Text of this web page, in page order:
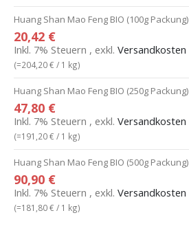
Huang Shan Mao Feng BIO (100g Packung)
20,42 €
Inkl. 7% Steuern , exkl. Versandkosten
(=204,20 € / 1 kg)
Huang Shan Mao Feng BIO (250g Packung)
47,80 €
Inkl. 7% Steuern , exkl. Versandkosten
(=191,20 € / 1 kg)
Huang Shan Mao Feng BIO (500g Packung)
90,90 €
Inkl. 7% Steuern , exkl. Versandkosten
(=181,80 € / 1 kg)